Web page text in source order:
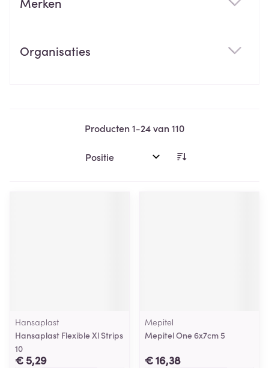
Organisaties
Producten1-24van110
Sorteer op:
Hansaplast
Hansaplast Flexible Xl Strips
10
€ 5,29
Mepitel
Mepitel One 6x7cm 5
€ 16,38